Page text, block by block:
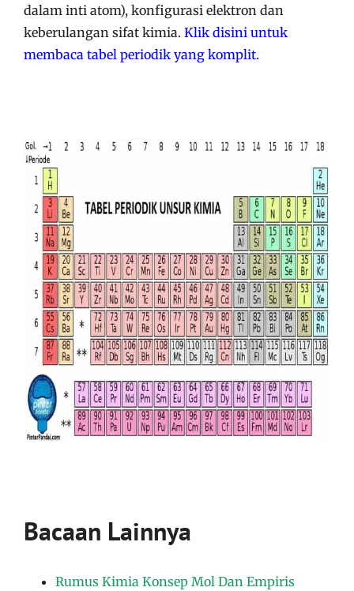
dalam inti atom), konfigurasi elektron dan
keberulangan sifat kimia. Klik disini untuk
membaca tabel periodik yang komplit.
Bacaan Lainnya
Rumus Kimia Konsep Mol Dan Empiris